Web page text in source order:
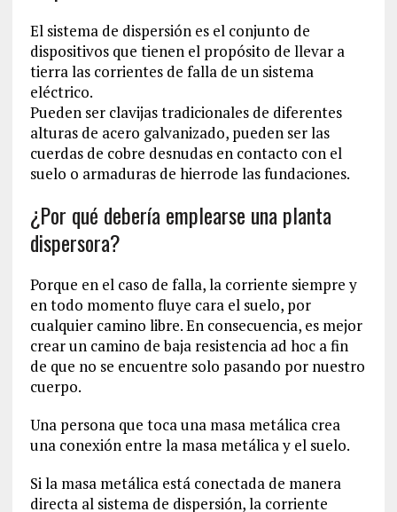
El sistema de dispersión es el conjunto de
dispositivos que tienen el propósito de llevar a
tierra las corrientes de falla de un sistema
eléctrico.
Pueden ser clavijas tradicionales de diferentes
alturas de acero galvanizado, pueden ser las
cuerdas de cobre desnudas en contacto con el
suelo o armaduras de hierrode las fundaciones.
¿Por qué debería emplearse una planta
dispersora?
Porque en el caso de falla, la corriente siempre y
en todo momento fluye cara el suelo, por
cualquier camino libre. En consecuencia, es mejor
crear un camino de baja resistencia ad hoc a fin
de que no se encuentre solo pasando por nuestro
cuerpo.
Una persona que toca una masa metálica crea
una conexión entre la masa metálica y el suelo.
Si la masa metálica está conectada de manera
directa al sistema de dispersión, la corriente